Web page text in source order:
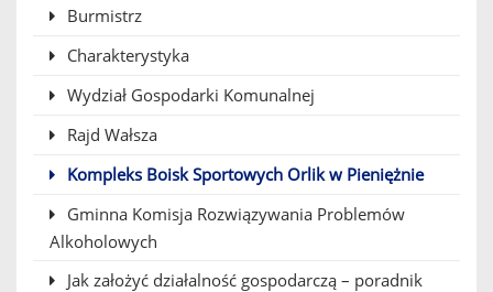
Burmistrz
Charakterystyka
Wydział Gospodarki Komunalnej
Rajd Wałsza
Kompleks Boisk Sportowych Orlik w Pieniężnie
Gminna Komisja Rozwiązywania Problemów
Alkoholowych
Jak założyć działalność gospodarczą – poradnik